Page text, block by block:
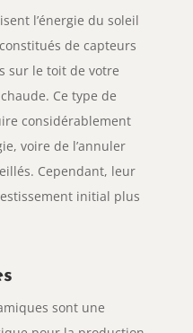
l’énergie du soleil
de capteurs
sur le toit de votre
Ce type de
considérablement
voire de l’annuler
Cependant, leur
initial plus
sont une